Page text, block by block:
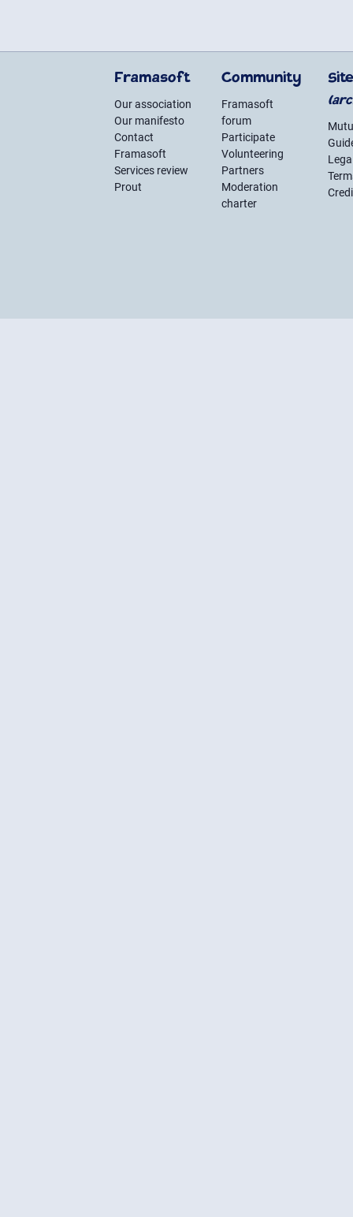
Framasoft
Our association
Our manifesto
Contact
Framasoft
Services review
Prout
Community
Framasoft
forum
Participate
Volunteering
Partners
Moderation
charter
Site